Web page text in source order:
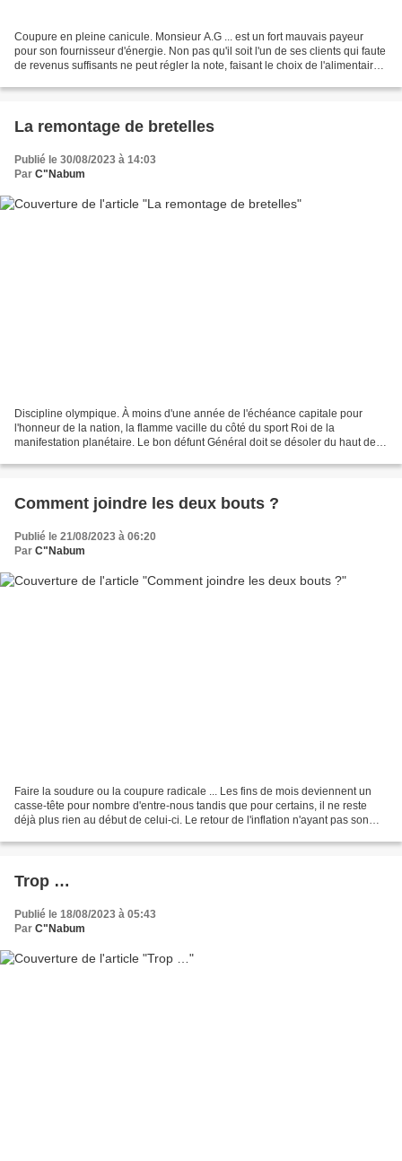
Coupure en pleine canicule. Monsieur A.G ... est un fort mauvais payeur
pour son fournisseur d'énergie. Non pas qu'il soit l'un de ses clients qui faute
de revenus suffisants ne peut régler la note, faisant le choix de l'alimentaire
La remontage de bretelles
Publié le 30/08/2023 à 14:03
Par C"Nabum
Discipline olympique. À moins d'une année de l'échéance capitale pour
l'honneur de la nation, la flamme vacille du côté du sport Roi de la
manifestation planétaire. Le bon défunt Général doit se désoler du haut de
Comment joindre les deux bouts ?
Publié le 21/08/2023 à 06:20
Par C"Nabum
Faire la soudure ou la coupure radicale ... Les fins de mois deviennent un
casse-tête pour nombre d'entre-nous tandis que pour certains, il ne reste
déjà plus rien au début de celui-ci. Le retour de l'inflation n'ayant pas son
Trop …
Publié le 18/08/2023 à 05:43
Par C"Nabum